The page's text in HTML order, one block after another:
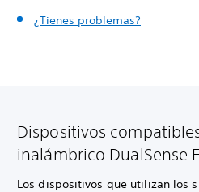
¿Tienes problemas?
Dispositivos
inalámbrico DualSense
Los dispositivos que utilizan los